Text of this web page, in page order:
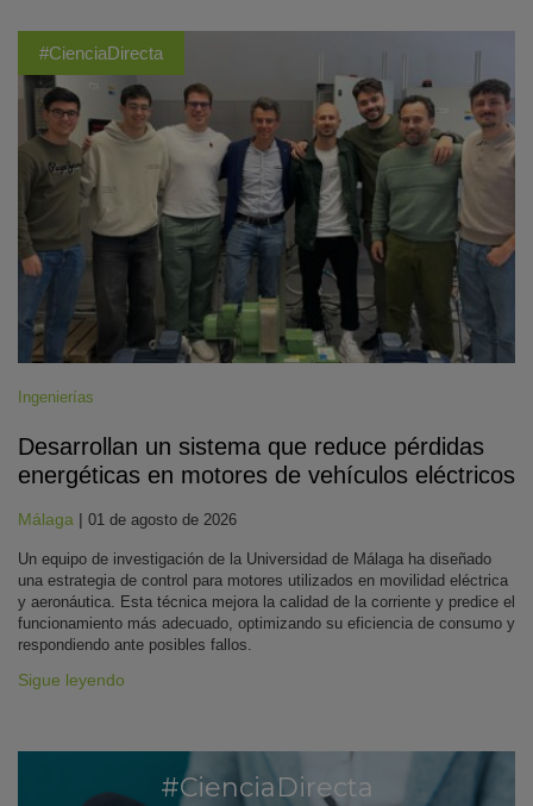
#CienciaDirecta
Ingenierías
Desarrollan un sistema que reduce pérdidas
energéticas en motores de vehículos eléctricos
Málaga | 01 de agosto de 2026
Un equipo de investigación de la Universidad de Málaga ha diseñado
una estrategia de control para motores utilizados en movilidad eléctrica
y aeronáutica. Esta técnica mejora la calidad de la corriente y predice el
funcionamiento más adecuado, optimizando su eficiencia de consumo y
respondiendo ante posibles fallos.
Sigue leyendo
#CienciaDirecta